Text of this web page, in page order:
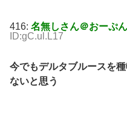
416: 名無しさん＠おーぷん
ID:gC.ul.L17
今でもデルタブルースを
ないと思う